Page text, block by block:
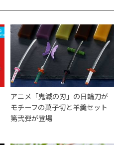
アニメ「鬼滅の刃」の日輪刀が
モチーフの菓子切と羊羹セット
第弐弾が登場